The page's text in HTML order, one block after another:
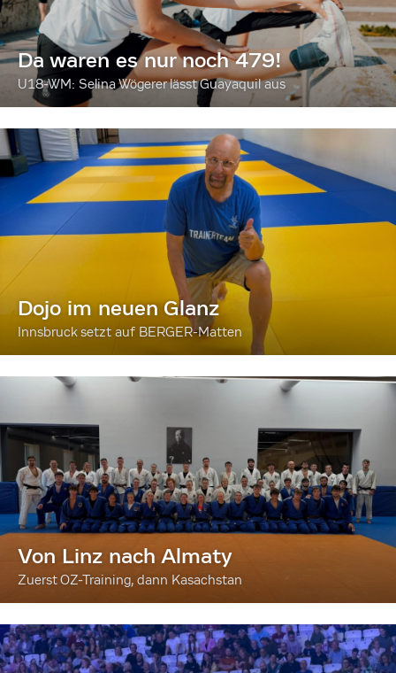
Da waren es nur noch 479!
U18-WM: Selina Wögerer lässt Guayaquil aus
Dojo im neuen Glanz
Innsbruck setzt auf BERGER-Matten
Von Linz nach Almaty
Zuerst OZ-Training, dann Kasachstan